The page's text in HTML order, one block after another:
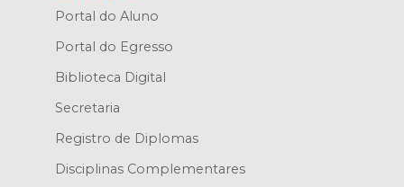
Portal do Aluno
Portal do Egresso
Biblioteca Digital
Secretaria
Registro de Diplomas
Disciplinas Complementares